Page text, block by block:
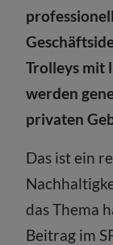
Trolleys mit
werden
privaten
Das ist ein
das Thema
Beitrag im